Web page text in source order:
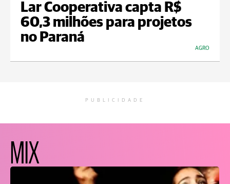
Lar Cooperativa capta R$
60,3 milhões para projetos
no Paraná
AGRO
PUBLICIDADE
MIX